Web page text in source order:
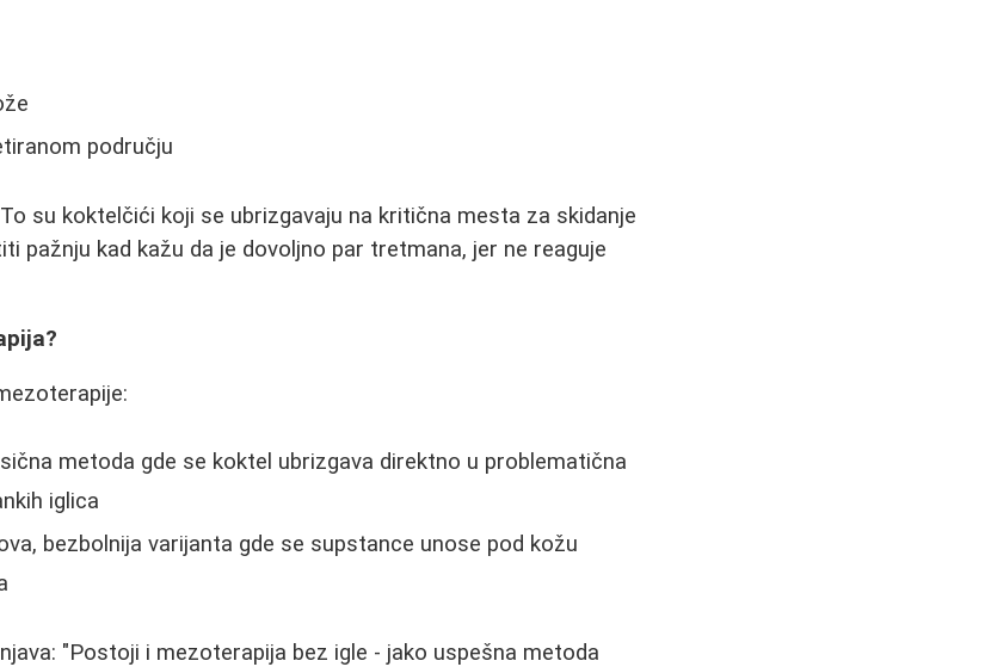
području
su koktelčići koji se ubrizgavaju na kritična mesta za skidanje
pažnju kad kažu da je dovoljno par tretmana, jer ne reaguje
metoda gde se koktel ubrizgava direktno u problematična
iglica
bezbolnija varijanta gde se supstance unose pod kožu
"Postoji i mezoterapija bez igle - jako uspešna metoda